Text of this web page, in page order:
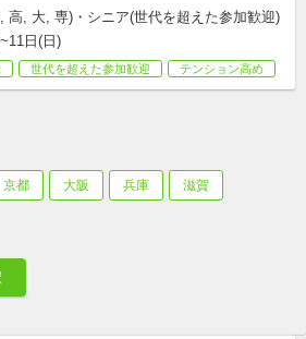
高, 大, 専)・シニア(世代を超えた参加歓迎)
日(日)
世代を超えた参加歓迎 テンション高め
京都 大阪 兵庫 滋賀